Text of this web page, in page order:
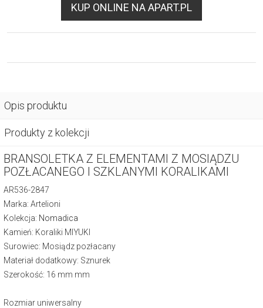
KUP ONLINE NA APART.PL
Opis produktu
Produkty z kolekcji
BRANSOLETKA Z ELEMENTAMI Z MOSIĄDZU
POZŁACANEGO I SZKLANYMI KORALIKAMI
AR536-2847
Marka: Artelioni
Kolekcja: Nomadica
Kamień: Koraliki MIYUKI
Surowiec: Mosiądz pozłacany
Materiał dodatkowy: Sznurek
Szerokość: 16 mm mm
Rozmiar uniwersalny